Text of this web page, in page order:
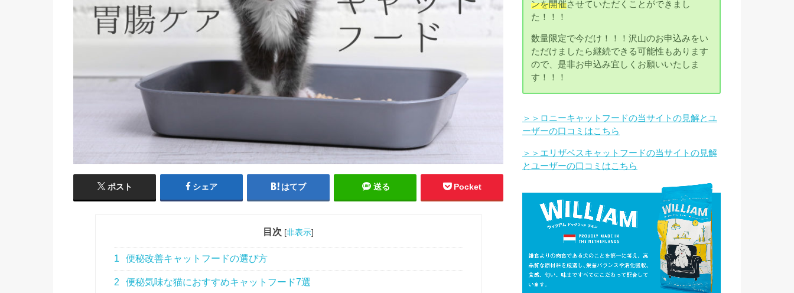
ポスト シェア はてブ 送る Pocket
目次 [非表示]
1 便秘改善キャットフードの選び方
2 便秘気味な猫におすすめキャットフード7選
ンを開催させていただくことができまし
た！！！
数量限定で今だけ！！！沢山のお申込みをい
ただけましたら継続できる可能性もあります
ので、是非お申込み宜しくお願いいたしま
す！！！
＞＞ロニーキャットフードの当サイトの見解とユ
ーザーの口コミはこちら
＞＞エリザベスキャットフードの当サイトの見解
とユーザーの口コミはこちら